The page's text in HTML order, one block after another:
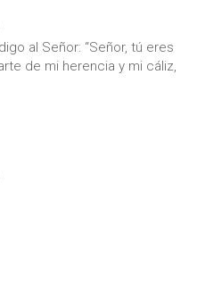
al Señor: “Señor, tú eres
de mi herencia y mi cáliz,